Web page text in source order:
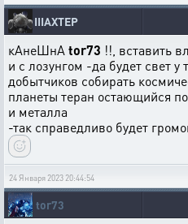
IIIAXTEP
кАнеШнА tor73 !!, вставить
и с лозунгом -да будет свет у
добытчиков собирать
планеты теран остающийся
и металла
-так справедливо будет
24 Января 2023 20:44:54
tor73